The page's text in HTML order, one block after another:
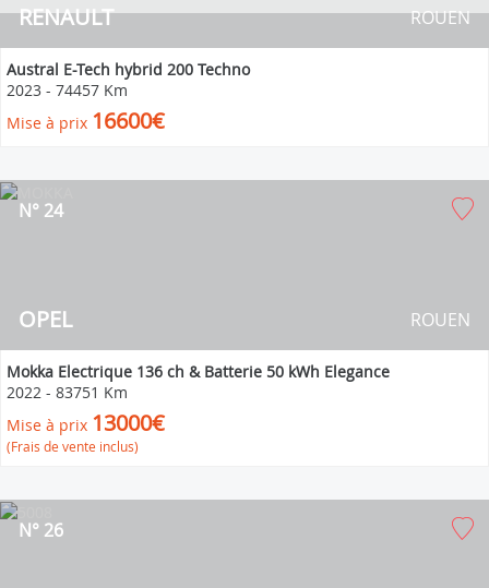
RENAULT ROUEN
Austral E-Tech hybrid 200 Techno
2023 - 74457 Km
Mise à prix 16600€
OPEL
N° 24
ROUEN
Mokka Electrique 136 ch & Batterie 50 kWh Elegance
2022 - 83751 Km
Mise à prix 13000€
(Frais de vente inclus)
N° 26